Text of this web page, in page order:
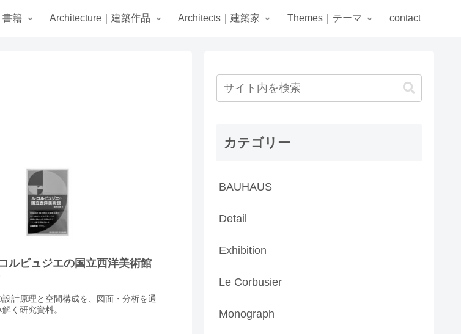
書籍 Architecture｜建築作品 Architects｜建築家 Themes｜テーマ contact
ビュジエの国立西洋美術館
計原理と空間構成を、図面・分析を通
く研究資料。
カテゴリー
BAUHAUS
Detail
Exhibition
Le Corbusier
Monograph